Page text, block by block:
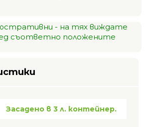
- на тях виждате
съответно положените
Засадено в 3 л. контейнер.